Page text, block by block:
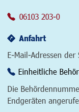
06103 203-0
Anfahrt
E-Mail-Adressen der
Einheitliche
Die
Endgeräten